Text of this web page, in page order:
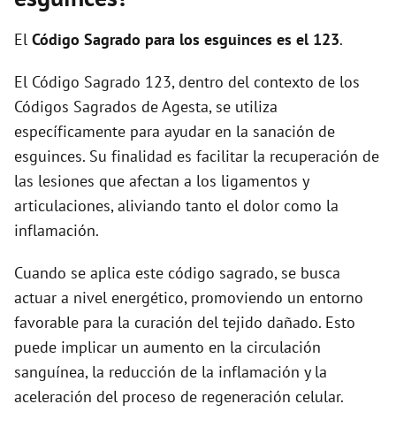
e
o
El Código Sagrado para los esguinces es el 123.
El Código Sagrado 123, dentro del contexto de los
Códigos Sagrados de Agesta, se utiliza
específicamente para ayudar en la sanación de
esguinces. Su finalidad es facilitar la recuperación de
las lesiones que afectan a los ligamentos y
articulaciones, aliviando tanto el dolor como la
inflamación.
Cuando se aplica este código sagrado, se busca
actuar a nivel energético, promoviendo un entorno
favorable para la curación del tejido dañado. Esto
puede implicar un aumento en la circulación
sanguínea, la reducción de la inflamación y la
aceleración del proceso de regeneración celular.